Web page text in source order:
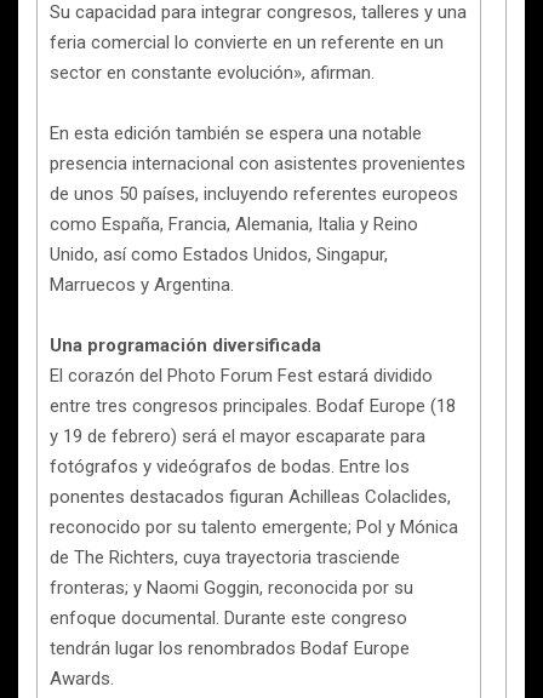
Su capacidad para integrar congresos, talleres y una
feria comercial lo convierte en un referente en un
sector en constante evolución», afirman.
En esta edición también se espera una notable
presencia internacional con asistentes provenientes
de unos 50 países, incluyendo referentes europeos
como España, Francia, Alemania, Italia y Reino
Unido, así como Estados Unidos, Singapur,
Marruecos y Argentina.
Una programación diversificada
El corazón del Photo Forum Fest estará dividido
entre tres congresos principales. Bodaf Europe (18
y 19 de febrero) será el mayor escaparate para
fotógrafos y videógrafos de bodas. Entre los
ponentes destacados figuran Achilleas Colaclides,
reconocido por su talento emergente; Pol y Mónica
de The Richters, cuya trayectoria trasciende
fronteras; y Naomi Goggin, reconocida por su
enfoque documental. Durante este congreso
tendrán lugar los renombrados Bodaf Europe
Awards.